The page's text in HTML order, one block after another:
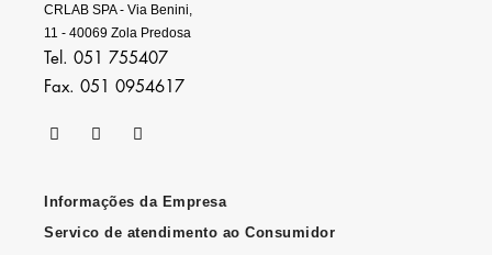
CRLAB SPA - Via Benini,
11 - 40069 Zola Predosa
Tel. 051 755407
Fax. 051 0954617
Informações da Empresa
Servico de atendimento ao Consumidor